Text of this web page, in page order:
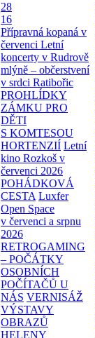
28
16
Přípravná kopaná v
červenci Letní
koncerty v Rudrově
mlýně – občerstvení
v srdci Ratibořic
PROHLÍDKY
ZÁMKU PRO
DĚTI
S KOMTESOU
HORTENZIÍ Letní
kino Rozkoš v
červenci 2026
POHÁDKOVÁ
CESTA Luxfer
Open Space
v červenci a srpnu
2026
RETROGAMING
– POČÁTKY
OSOBNÍCH
POČÍTAČŮ U
NÁS VERNISÁŽ
VÝSTAVY
OBRAZŮ
HELENY